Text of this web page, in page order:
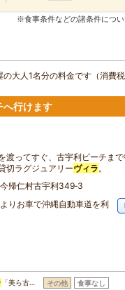
※食事条件などの諸条件につい
の大人1名分の料金です（消費
へ行けます
渡ってすぐ、古宇利ビーチまで
切ラグジュアリーヴィラ。
帰仁村古宇利349‐3
りお車で沖縄自動車道を利
「美ら古… その他 食事なし